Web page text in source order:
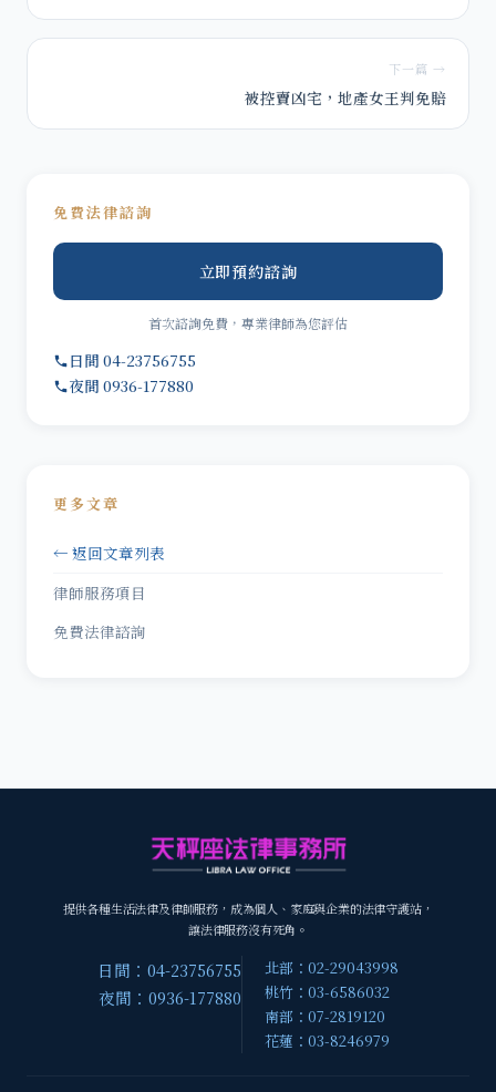
下一篇 →
被控賣凶宅，地產女王判免賠
免費法律諮詢
立即預約諮詢
首次諮詢免費，專業律師為您評估
日間 04-23756755
夜間 0936-177880
更多文章
← 返回文章列表
律師服務項目
免費法律諮詢
提供各種生活法律及律師服務，成為個人、家庭與企業的法律守護站，
讓法律服務沒有死角。
日間：04-23756755
夜間：0936-177880
北部：02-29043998
桃竹：03-6586032
南部：07-2819120
花蓮：03-8246979